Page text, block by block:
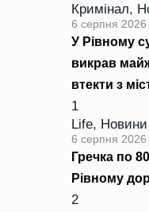
Кримінал,
6 серпня 2026
У Рівному
викрав
втекти з
1
Life, Новини
6 серпня 2026
Гречка по
Рівному
2